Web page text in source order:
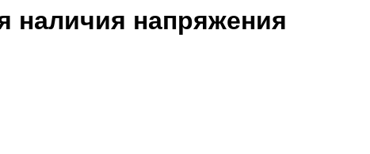
наличия напряжения